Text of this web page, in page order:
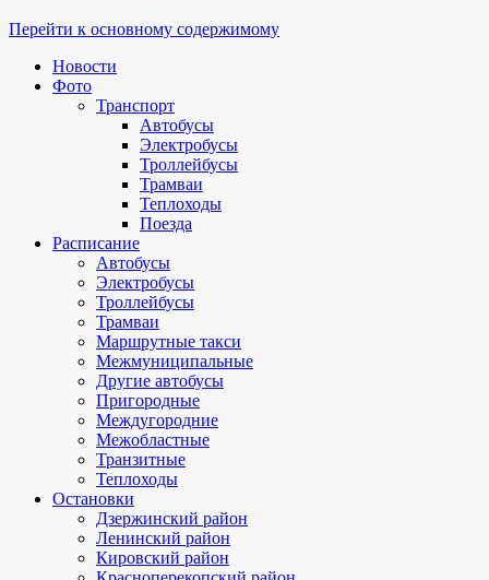
Перейти к основному содержимому
Новости
Фото
Транспорт
Автобусы
Электробусы
Троллейбусы
Трамваи
Теплоходы
Поезда
Расписание
Автобусы
Электробусы
Троллейбусы
Трамваи
Маршрутные такси
Межмуниципальные
Другие автобусы
Пригородные
Междугородние
Межобластные
Транзитные
Теплоходы
Остановки
Дзержинский район
Ленинский район
Кировский район